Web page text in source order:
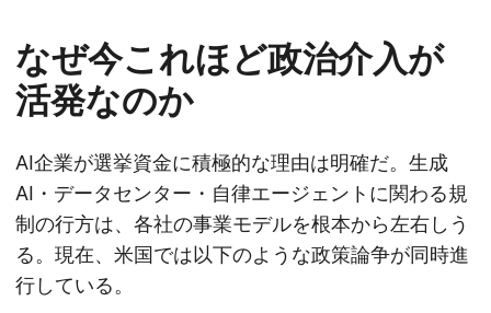
なぜ今これほど政治介入が
活発なのか
AI企業が選挙資金に積極的な理由は明確だ。生成
AI・データセンター・自律エージェントに関わる規
制の行方は、各社の事業モデルを根本から左右しう
る。現在、米国では以下のような政策論争が同時進
行している。